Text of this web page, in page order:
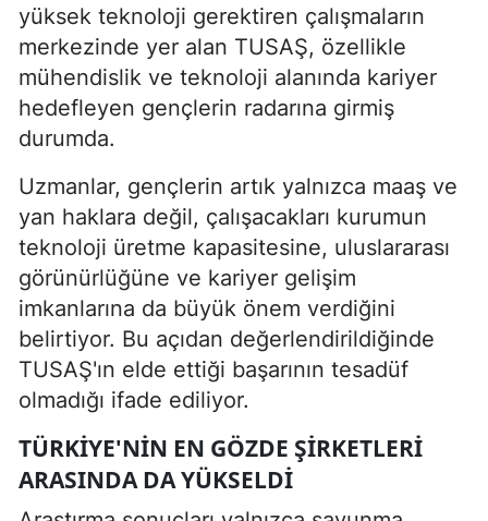
yüksek teknoloji gerektiren çalışmaların
merkezinde yer alan TUSAŞ, özellikle
mühendislik ve teknoloji alanında kariyer
hedefleyen gençlerin radarına girmiş
durumda.
Uzmanlar, gençlerin artık yalnızca maaş ve
yan haklara değil, çalışacakları kurumun
teknoloji üretme kapasitesine, uluslararası
görünürlüğüne ve kariyer gelişim
imkanlarına da büyük önem verdiğini
belirtiyor. Bu açıdan değerlendirildiğinde
TUSAŞ'ın elde ettiği başarının tesadüf
olmadığı ifade ediliyor.
TÜRKIYE'NIN EN GÖZDE ŞIRKETLERI
ARASINDA DA YÜKSELDI